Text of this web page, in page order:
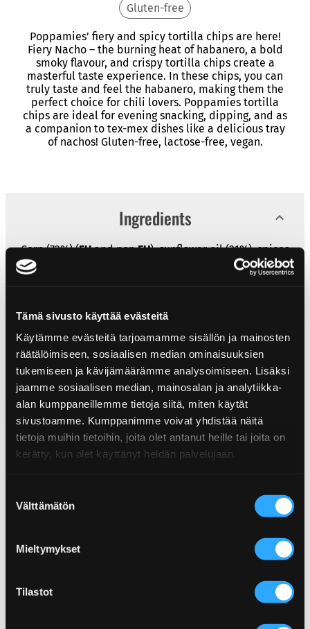
Tämä sivusto käyttää evästeitä
Käytämme evästeitä tarjoamamme sisällön ja mainosten
räätälöimiseen, sosiaalisen median ominaisuuksien
tukemiseen ja kävijämäärämme analysoimiseen. Lisäksi
jaamme sosiaalisen median, mainosalan ja analytiikka-
alan kumppaneillemme tietoja siitä, miten käytät
sivustoamme. Kumppanimme voivat yhdistää näitä
tietoja muihin tietoihin, joita olet antanut heille tai joita on
kerätty, kun olet käyttänyt heidän palvelujaan.
valinta
Välttämätön
Mieltymykset
Tilastot
Gluten-free
Poppamies’ fiery and spicy tortilla chips are here!
Fiery Nacho – the burning heat of habanero, a bold
smoky flavour, and crispy tortilla chips create a
masterful taste experience. In these chips, you can
truly taste and feel the habanero, making them the
perfect choice for chili lovers. Poppamies tortilla
chips are ideal for evening snacking, dipping, and as
a companion to tex-mex dishes like a delicious tray
of nachos! Gluten-free, lactose-free, vegan.
Ingredients
Corn (72%) (EUand nonEU), sunflower oil (21%), spices
(of which 0,8% Habanero chili), salt, natural
flavourings, sugar, smoked salt (salt, smoke).
Nutritional content
Nutritional content
per 100g
Energy
1968 kJ / 470 kcal
21 g
Saturated fat
2,0 g
Salt
Product info
Size: 150 g
Hotness: Hot
EAN: 6430078921787
More from Texmex category